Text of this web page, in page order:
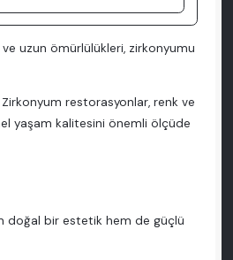
ve uzun ömürlülükleri, zirkonyumu
restorasyonlar, renk ve
yaşam kalitesini önemli ölçüde
doğal bir estetik hem de güçlü